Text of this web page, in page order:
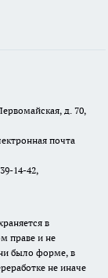
д. 70,
почта
14-42,
в
праве и не
было форме, в
не иначе